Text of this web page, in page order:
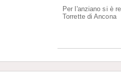
Per l'anziano si è
Torrette di Ancona